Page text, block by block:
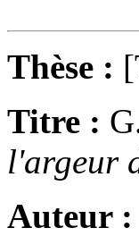
Thèse :
Titre :
l'argeur
Auteur :